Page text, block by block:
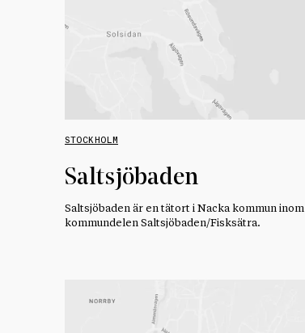
STOCKHOLM
Saltsjöbaden
Saltsjöbaden är en tätort i Nacka kommun inom
kommundelen Saltsjöbaden/Fisksätra.